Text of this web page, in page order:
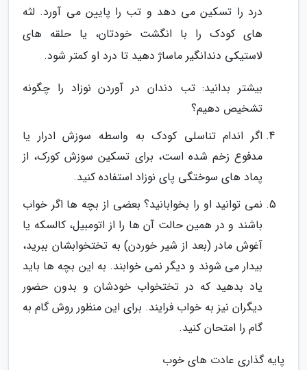
درد را تسکین می دهد و تب را پایین می آورد. لثه
های کودک را با انگشت خودتان، یا حلقه های
لاستیکی دندانگیر ماساژ دهید تا درد او کمتر شود.
بیشتر بدانید: تب دندان در آوردن نوزاد را چگونه
تشخیص دهیم؟
اگر اندام تناسلی کودک به واسطه سوزش ادرار یا
مدفوع زخم شده است، برای تسکین سوزش کورک، از
پماد های سوختگی پای نوزاد استفاده کنید.
نمی توانید او را بخوابانید؟ بعضی از بچه ها اگر خواب
باشند و در همین حالت آن ها را از اتومبیل، کالسکه یا
آغوش مادر (بعد از شیر خوردن) به تختخوابشان ببرید،
بیدار می شوند و دیگر نمی خوابند. به این بچه ها باید
یاد بدهید که در تختخواب خودشان و بدون حضور
دیگران نیز به خواب فرایند. برای این منظور روش گام به
گام را امتحان کنید.
پایه گذاری عادت های خوب